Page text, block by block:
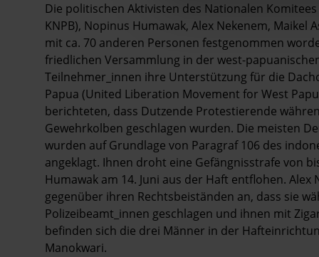
Die politischen Aktivisten des Nationalen
KNPB), Nopinus Humawak, Alex Nekenem, Maikel
mit ca. 70 anderen Personen festgenommen
friedlichen Versammlung in der west-
Teilnehmer_innen ihre Unterstützung für die
Papua (United Liberation Movement for West
berichteten, dass Dutzende Protestierende
Gewehrkolben geschlagen wurden. Die meisten
wurden auf Grundlage von Paragraf 106 des
angeklagt. Ihnen droht eine Gefängnisstrafe von
Humawak am 14. Juni aus der Haft entflohen.
gegenüber ihren Rechtsbeiständen an, dass sie
Polizeibeamt_innen geschlagen und ihnen mit
befinden sich die drei Männer in der
Manokwari.